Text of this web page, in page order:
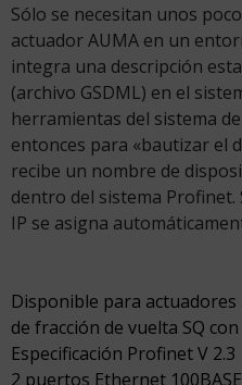
Sólo se necesitan unos
actuador AUMA en un
integra una descripción
(archivo GSDML) en el
herramientas del sistema
entonces para «bautizar el
recibe un nombre de
dentro del sistema Profinet.
IP se asigna
Disponible para
de fracción de vuelta SQ
Especificación Profinet V 2.3
2 puertos Ethernet